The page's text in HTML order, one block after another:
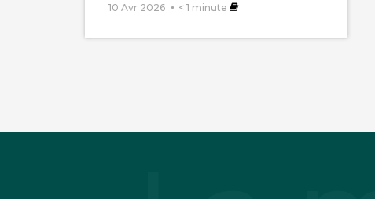
10 Avr 2026 < 1 minute